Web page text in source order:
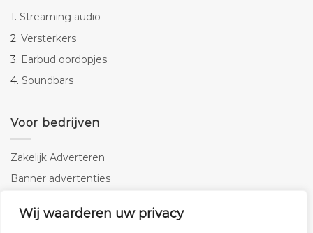
Wij waarderen uw privacy
1. Streaming audio
2. Versterkers
3. Earbud oordopjes
4. Soundbars
Voor bedrijven
Zakelijk Adverteren
Banner advertenties
SEO copywriting